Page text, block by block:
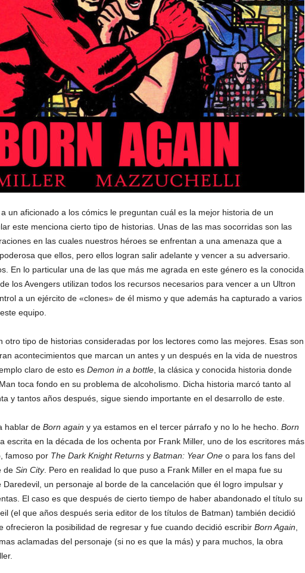
un aficionado a los cómics le preguntan cuál es la mejor historia de un
este menciona cierto tipo de historias. Unas de las mas socorridas son las
en las cuales nuestros héroes se enfrentan a una amenaza que a
que ellos, pero ellos logran salir adelante y vencer a su adversario.
En lo particular una de las que más me agrada en este género es la conocida
los Avengers utilizan todos los recursos necesarios para vencer a un Ultron
a un ejército de «clones» de él mismo y que además ha capturado a varios
equipo.
otro tipo de historias consideradas por los lectores como las mejores. Esas son
acontecimientos que marcan un antes y un después en la vida de nuestros
claro de esto es Demon in a bottle, la clásica y conocida historia donde
toca fondo en su problema de alcoholismo. Dicha historia marcó tanto al
y tantos años después, sigue siendo importante en el desarrollo de este.
hablar de Born again y ya estamos en el tercer párrafo y no lo he hecho. Born
escrita en la década de los ochenta por Frank Miller, uno de los escritores más
famoso por The Dark Knight Returnsy Batman: Year Oneo para los fans del
de Sin City. Pero en realidad lo que puso a Frank Miller en el mapa fue su
Daredevil, un personaje al borde de la cancelación que él logro impulsar y
El caso es que después de cierto tiempo de haber abandonado el título su
(el que años después seria editor de los títulos de Batman) también decidió
ofrecieron la posibilidad de regresar y fue cuando decidió escribir Born Again,
aclamadas del personaje (si no es que la más) y para muchos, la obra